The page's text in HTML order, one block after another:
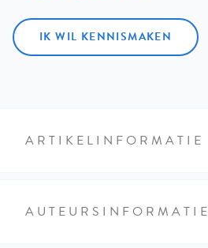
IK WIL KENNISMAKEN
ARTIKELINFORMATIE
AUTEURSINFORMATIE